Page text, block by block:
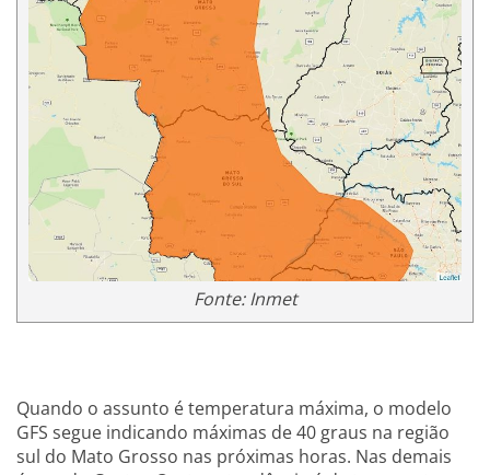
Fonte: Inmet
Quando o assunto é temperatura máxima, o modelo
GFS segue indicando máximas de 40 graus na região
sul do Mato Grosso nas próximas horas. Nas demais